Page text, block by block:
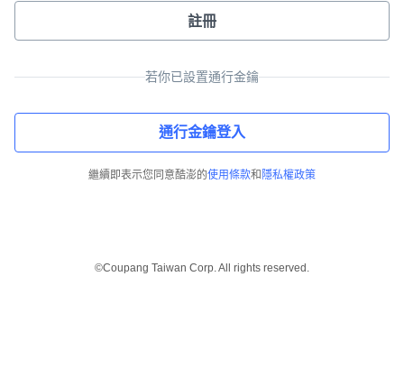
註冊
若你已設置通行金鑰
通行金鑰登入
繼續即表示您同意酷澎的使用條款和 隱私權政策
©Coupang Taiwan Corp. All rights reserved.